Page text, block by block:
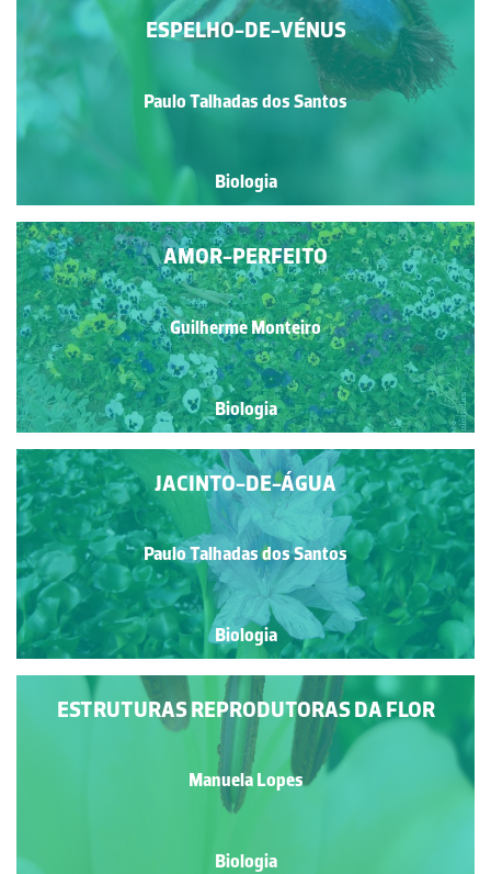
ESPELHO-DE-VÉNUS
Paulo Talhadas dos Santos
Biologia
AMOR-PERFEITO
Guilherme Monteiro
Biologia
JACINTO-DE-ÁGUA
Paulo Talhadas dos Santos
Biologia
ESTRUTURAS REPRODUTORAS DA FLOR
Manuela Lopes
Biologia